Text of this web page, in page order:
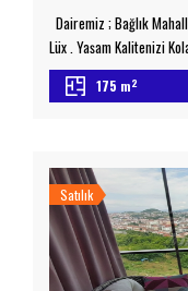
Dairemiz ; Bağlık
Lüx , Yaşam Kalitenizi
Güvenilir Olan Sitemizde
Basketbol Sahası ,
175 m2
Satılık